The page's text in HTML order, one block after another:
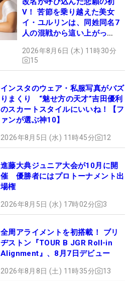
V！ 苦節を乗り越えた美女
イ・ユルリンは、同姓同名7
人の混戦から這い上がっ
2026年8月6日 (木) 11時30分
15
インスタのウェア・私服写真がバズ
りまくり “魅せ方の天才”吉田優利
のスカートスタイルにいいね！【フ
ァンが選ぶ神10】
2026年8月5日 (水) 11時45分 12
進藤大典ジュニア大会が10月に開
催 優勝者にはプロトーナメント出
場権
2026年8月5日 (水) 17時02分 3
全周アライメントを初搭載！ ブリ
ヂストン『TOUR B JGR Roll-in
Alignment』、8月7日デビュー
2026年8月8日 (土) 11時35分 13